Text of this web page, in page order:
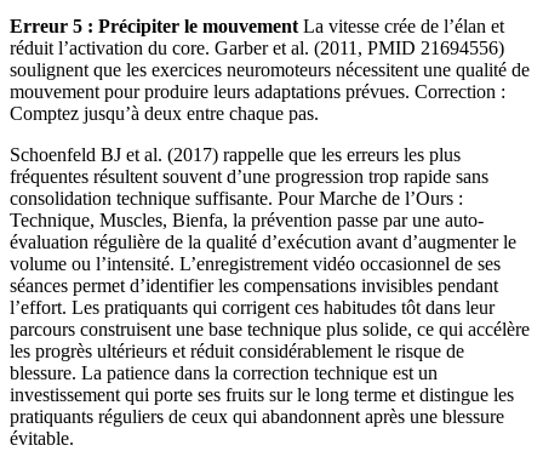
Erreur 5 : Précipiter le mouvement La vitesse crée de l’élan et
réduit l’activation du core. Garber et al. (2011, PMID 21694556)
soulignent que les exercices neuromoteurs nécessitent une qualité de
mouvement pour produire leurs adaptations prévues. Correction :
Comptez jusqu’à deux entre chaque pas.
Schoenfeld BJ et al. (2017) rappelle que les erreurs les plus
fréquentes résultent souvent d’une progression trop rapide sans
consolidation technique suffisante. Pour Marche de l’Ours :
Technique, Muscles, Bienfa, la prévention passe par une auto-
évaluation régulière de la qualité d’exécution avant d’augmenter le
volume ou l’intensité. L’enregistrement vidéo occasionnel de ses
séances permet d’identifier les compensations invisibles pendant
l’effort. Les pratiquants qui corrigent ces habitudes tôt dans leur
parcours construisent une base technique plus solide, ce qui accélère
les progrès ultérieurs et réduit considérablement le risque de
blessure. La patience dans la correction technique est un
investissement qui porte ses fruits sur le long terme et distingue les
pratiquants réguliers de ceux qui abandonnent après une blessure
évitable.